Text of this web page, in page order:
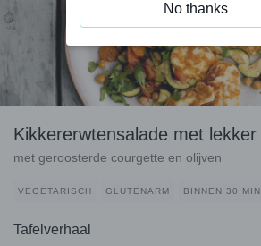
Kikkererwtensalade met
met geroosterde courgette en olijven
VEGETARISCH GLUTENARM BINNEN 30
Tafelverhaal
No thanks